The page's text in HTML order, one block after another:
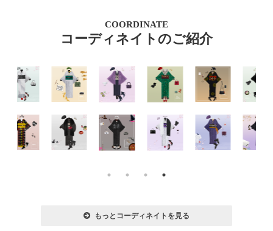
COORDINATE
コーディネイトのご紹介
もっとコーディネイトを見る